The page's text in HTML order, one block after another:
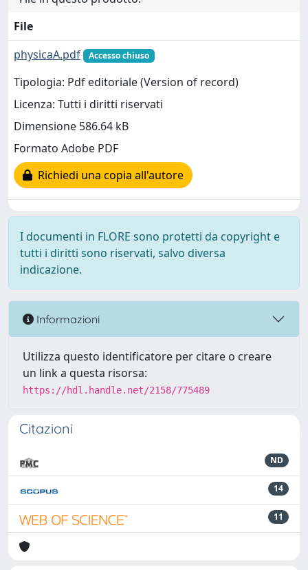
File
physicaA.pdf
Accesso chiuso
Tipologia: Pdf editoriale (Version of record)
Licenza: Tutti i diritti riservati
Dimensione 586.64 kB
Formato Adobe PDF
Richiedi una copia all'autore
I documenti in FLORE sono protetti da copyright e
tutti i diritti sono riservati, salvo diversa
indicazione.
Informazioni
Utilizza questo identificatore per citare o creare
un link a questa risorsa:
https://hdl.handle.net/2158/775489
Citazioni
ND
14
11